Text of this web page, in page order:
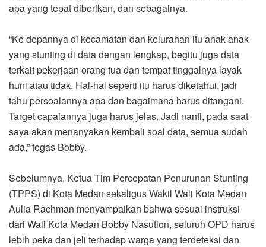
apa yang tepat diberikan, dan sebagainya.
“Ke depannya di kecamatan dan kelurahan itu anak-anak
yang stunting di data dengan lengkap, begitu juga data
terkait pekerjaan orang tua dan tempat tinggalnya layak
huni atau tidak. Hal-hal seperti itu harus diketahui, jadi
tahu persoalannya apa dan bagaimana harus ditangani.
Target capaiannya juga harus jelas. Jadi nanti, pada saat
saya akan menanyakan kembali soal data, semua sudah
ada,” tegas Bobby.
Sebelumnya, Ketua Tim Percepatan Penurunan Stunting
(TPPS) di Kota Medan sekaligus Wakil Wali Kota Medan
Aulia Rachman menyampaikan bahwa sesuai instruksi
dari Wali Kota Medan Bobby Nasution, seluruh OPD harus
lebih peka dan jeli terhadap warga yang terdeteksi dan